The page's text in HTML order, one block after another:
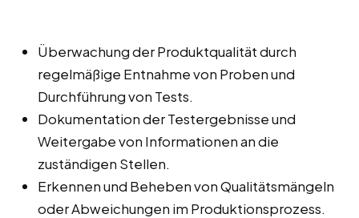
Überwachung der Produktqualität durch
regelmäßige Entnahme von Proben und
Durchführung von Tests.
Dokumentation der Testergebnisse und
Weitergabe von Informationen an die
zuständigen Stellen.
Erkennen und Beheben von Qualitätsmängeln
oder Abweichungen im Produktionsprozess.